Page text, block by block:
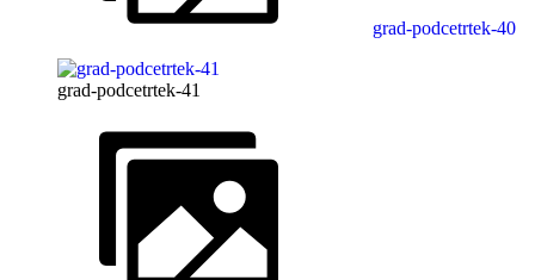
grad-podcetrtek-40
grad-podcetrtek-41